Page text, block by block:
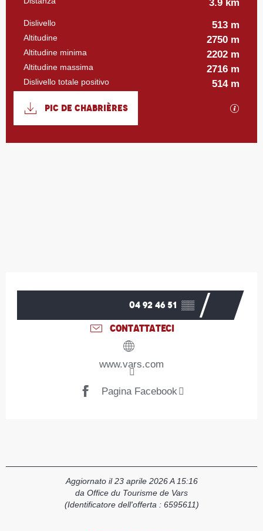
3.9 km
Dislivello 513 m
Altitudine 2750 m
Altitudine minima 2202 m
Altitudine massima 2716 m
Dislivello totale positivo 514 m
Documentazione
PIC DE CHABRIÈRES I file
04 92 46 51 ▒▒
CONTATTATECI
www.vars.com
Pagina Facebook
Aggiornato il 23 aprile 2026 A 15:16
da Office du Tourisme de Vars
(Identificatore dell'offerta : 6595611)